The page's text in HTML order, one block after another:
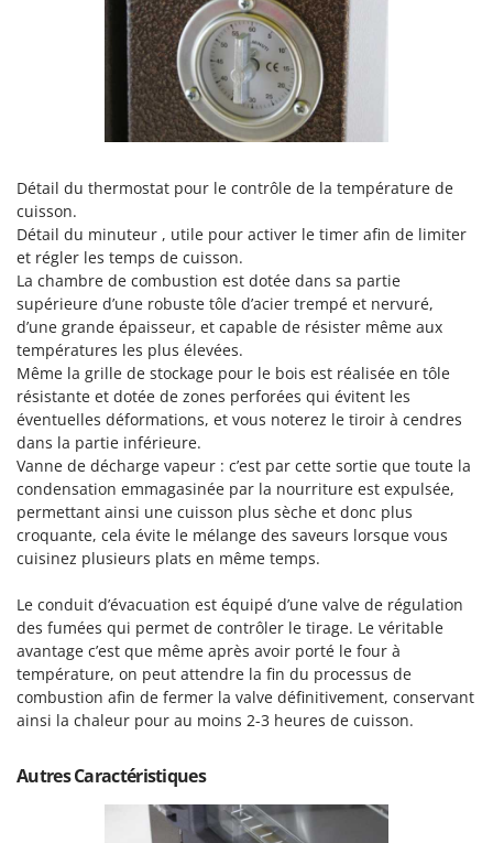
Détail du thermostat pour le contrôle de la température de
cuisson.
Détail du minuteur , utile pour activer le timer afin de limiter
et régler les temps de cuisson.
La chambre de combustion est dotée dans sa partie
supérieure d’une robuste tôle d’acier trempé et nervuré,
d’une grande épaisseur, et capable de résister même aux
températures les plus élevées.
Même la grille de stockage pour le bois est réalisée en tôle
résistante et dotée de zones perforées qui évitent les
éventuelles déformations, et vous noterez le tiroir à cendres
dans la partie inférieure.
Vanne de décharge vapeur : c’est par cette sortie que toute la
condensation emmagasinée par la nourriture est expulsée,
permettant ainsi une cuisson plus sèche et donc plus
croquante, cela évite le mélange des saveurs lorsque vous
cuisinez plusieurs plats en même temps.
Le conduit d’évacuation est équipé d’une valve de régulation
des fumées qui permet de contrôler le tirage. Le véritable
avantage c’est que même après avoir porté le four à
température, on peut attendre la fin du processus de
combustion afin de fermer la valve définitivement, conservant
ainsi la chaleur pour au moins 2-3 heures de cuisson.
Autres Caractéristiques